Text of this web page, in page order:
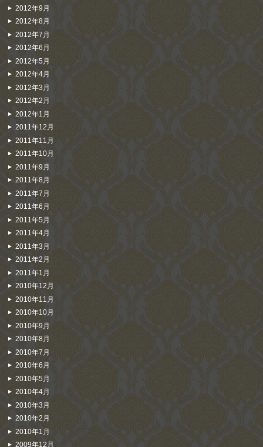
2012年9月
2012年8月
2012年7月
2012年6月
2012年5月
2012年4月
2012年3月
2012年2月
2012年1月
2011年12月
2011年11月
2011年10月
2011年9月
2011年8月
2011年7月
2011年6月
2011年5月
2011年4月
2011年3月
2011年2月
2011年1月
2010年12月
2010年11月
2010年10月
2010年9月
2010年8月
2010年7月
2010年6月
2010年5月
2010年4月
2010年3月
2010年2月
2010年1月
2009年12月